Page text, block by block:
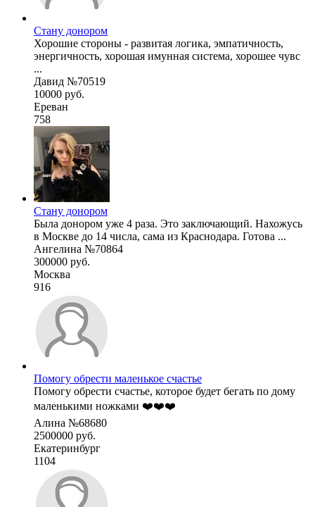
Стану донором
Хорошие стороны - развитая логика, эмпатичность,
энергичность, хорошая имунная система, хорошее чувс
...
Давид №70519
10000 руб.
Ереван
758
Стану донором
Была донором уже 4 раза. Это заключающий. Нахожусь
в Москве до 14 числа, сама из Краснодара. Готова ...
Ангелина №70864
300000 руб.
Москва
916
Помогу обрести маленькое счастье
Помогу обрести счастье, которое будет бегать по дому
маленькими ножками ❤️❤️❤️
Алина №68680
2500000 руб.
Екатеринбург
1104